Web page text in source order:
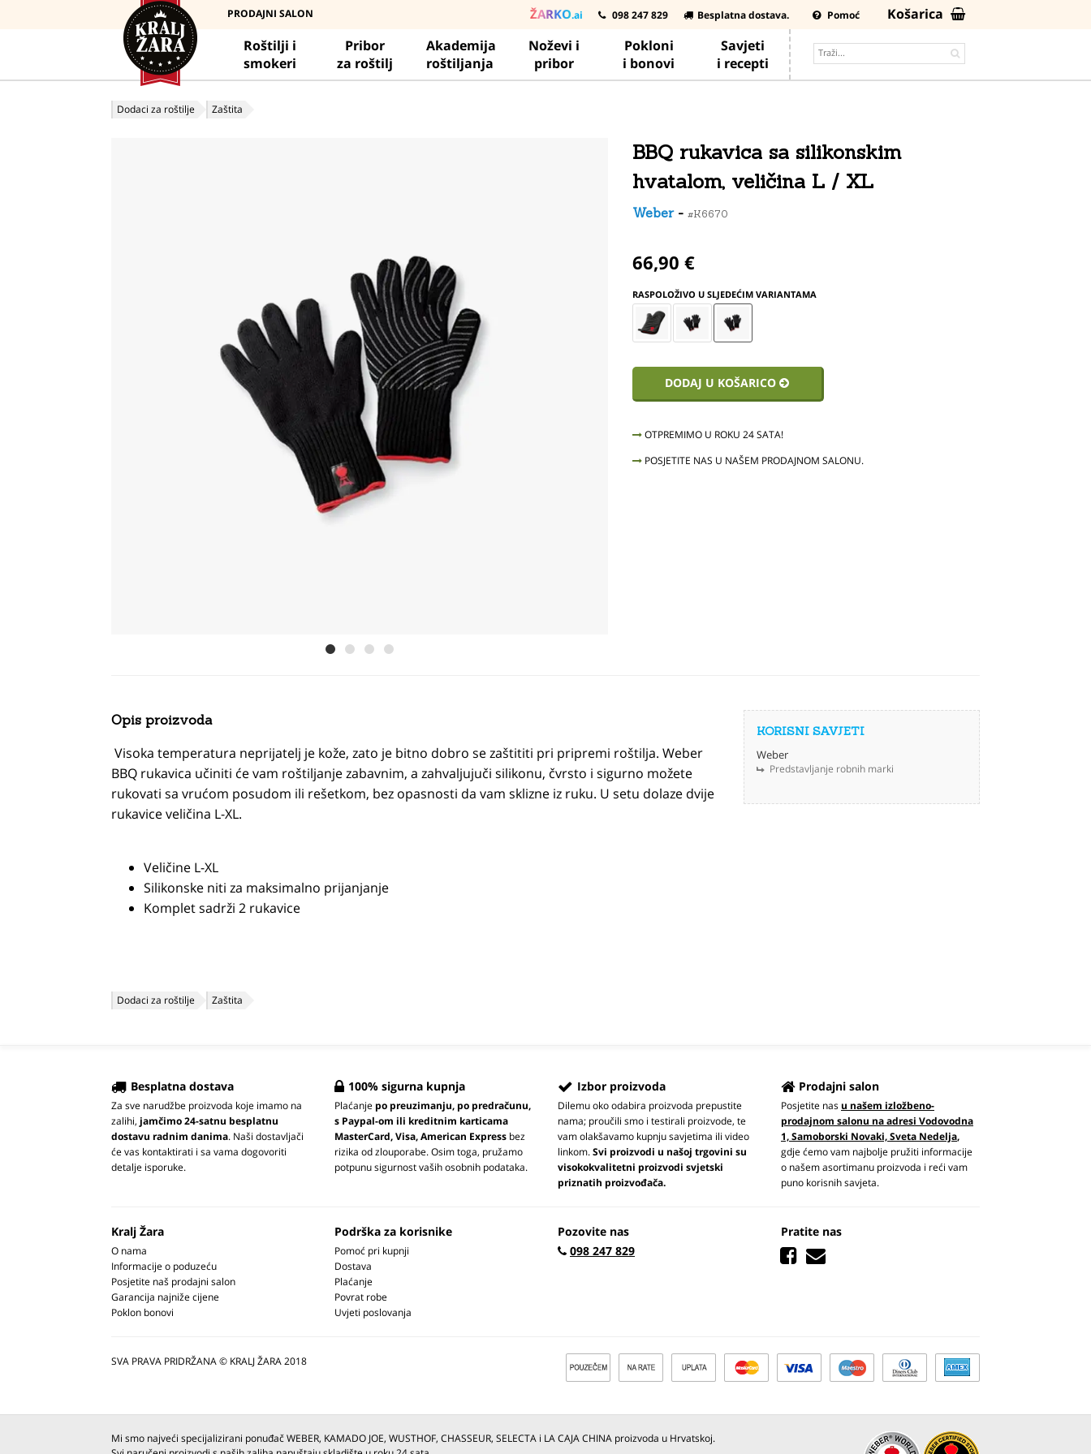
PRODAJNI SALON ŽARKO.ai 098 247 829 Besplatna dostava. Pomoć
Košarica
Roštilji i
smokeri
Pribor
za roštilj
Akademija
roštiljanja
Noževi i
pribor
Pokloni
i bonovi
Savjeti
i recepti
Dodaci za roštilje Zaštita
BBQ rukavica sa silikonskim
hvatalom, veličina L / XL
Weber- #K6670
66,90 €
RASPOLOŽIVO U SLJEDEĆIM VARIANTAMA
DODAJ U KOŠARICO
OTPREMIMO U ROKU 24 SATA!
POSJETITE NAS U NAŠEM PRODAJNOM SALONU.
Opis proizvoda
Visoka temperatura neprijatelj je kože, zato je bitno dobro se zaštititi pri pripremi roštilja. Weber
BBQ rukavica učiniti će vam roštiljanje zabavnim, a zahvaljujuči silikonu, čvrsto i sigurno možete
rukovati sa vrućom posudom ili rešetkom, bez opasnosti da vam sklizne iz ruku. U setu dolaze dvije
rukavice veličina L-XL.
Veličine L-XL
Silikonske niti za maksimalno prijanjanje
Komplet sadrži 2 rukavice
KORISNI SAVJETI
Weber
Predstavljanje robnih marki
Dodaci za roštilje Zaštita
Besplatna dostava
Za sve narudžbe proizvoda koje imamo na
zalihi, jamčimo 24-satnu besplatnu
dostavu radnim danima. Naši dostavljači
će vas kontaktirati i sa vama dogovoriti
detalje isporuke.
100% sigurna kupnja
Plaćanje po preuzimanju, po predračunu,
s Paypal-om ili kreditnim karticama
MasterCard, Visa, American Express bez
rizika od zlouporabe. Osim toga, pružamo
potpunu sigurnost vaših osobnih podataka.
Izbor proizvoda
Dilemu oko odabira proizvoda prepustite
nama; proučili smo i testirali proizvode, te
vam olakšavamo kupnju savjetima ili video
linkom.Svi proizvodi u našoj trgovini su
visokokvalitetni proizvodi svjetski
priznatih proizvođača.
Prodajni salon
Posjetite nasu našem izložbeno-
prodajnom salonu na adresi Vodovodna
1, Samoborski Novaki, Sveta Nedelja,
gdje ćemo vam najbolje pružiti informacije
o našem asortimanu proizvoda i reći vam
puno korisnih savjeta.
Kralj Žara
O nama
Informacije o poduzeću
Posjetite naš prodajni salon
Garancija najniže cijene
Poklon bonovi
Podrška za korisnike
Pomoć pri kupnji
Dostava
Plaćanje
Povrat robe
Uvjeti poslovanja
Pozovite nas
098 247 829
Pratite nas
SVA PRAVA PRIDRŽANA © KRALJ ŽARA 2018
Mi smo najveći specijalizirani ponuđač WEBER, KAMADO JOE, WUSTHOF, CHASSEUR, SELECTA i LA CAJA CHINA proizvoda u Hrvatskoj.